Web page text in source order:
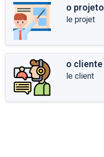
o projeto
le projet
o cliente
le client